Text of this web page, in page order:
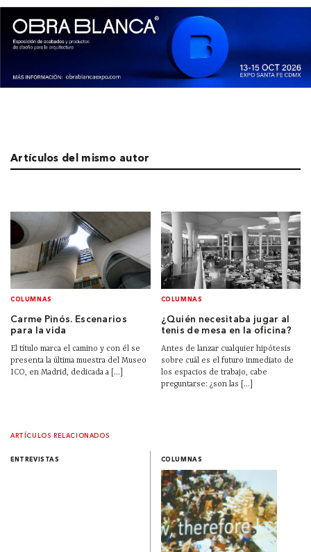
Artículos del mismo autor
COLUMNAS
Carme Pinós. Escenarios
para la vida
El título marca el camino y con él se
presenta la última muestra del Museo
ICO, en Madrid, dedicada a [...]
COLUMNAS
¿Quién necesitaba jugar al
tenis de mesa en la oficina?
Antes de lanzar cualquier hipótesis
sobre cuál es el futuro inmediato de
los espacios de trabajo, cabe
preguntarse: ¿son las [...]
ARTÍCULOS RELACIONADOS
ENTREVISTAS COLUMNAS